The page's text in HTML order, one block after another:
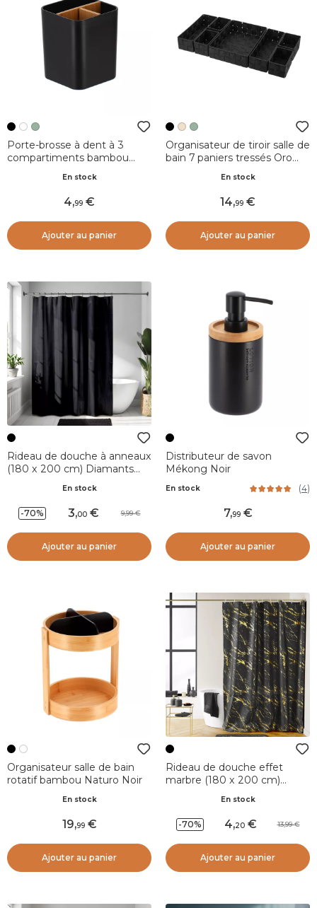
Porte-brosse à dent à 3
compartiments bambou
En stock
4,99
Ajouter au panier
Organisateur de tiroir salle de
bain 7 paniers tressés Oro
En stock
14,99
Ajouter au panier
Rideau de douche à anneaux
(180 x 200 cm) Diamants
En stock
-70% 3,00 9,99
Ajouter au panier
Distributeur de savon
Mékong Noir
En stock (4)
7,99
Ajouter au panier
Organisateur salle de bain
rotatif bambou Naturo Noir
En stock
19,99
Ajouter au panier
Rideau de douche effet
marbre (180 x 200 cm)
En stock
-70% 4,20 13,99
Ajouter au panier